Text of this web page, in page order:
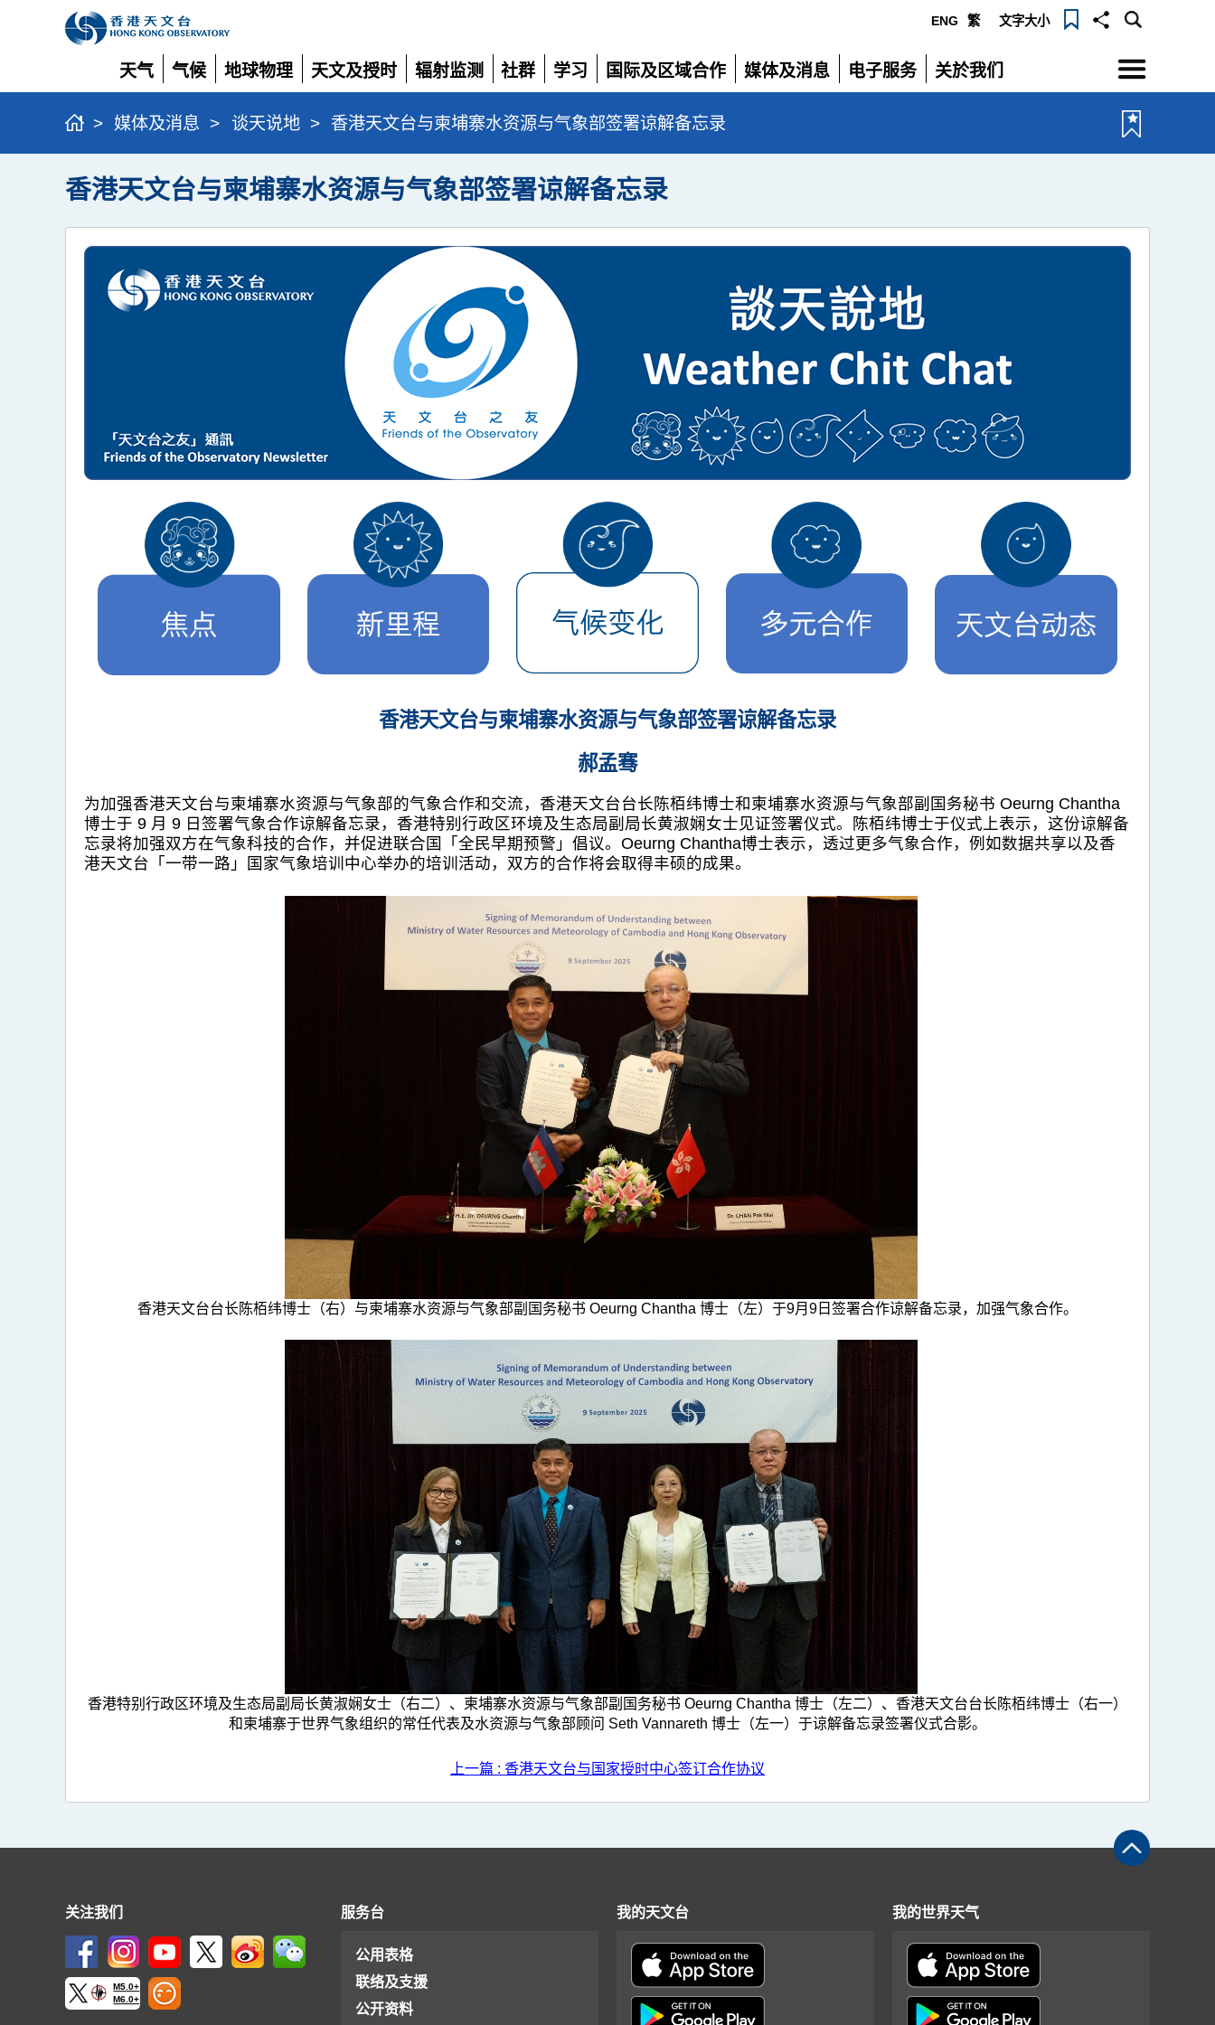
ENG 繁 文字大小
天气
展
开
气候
展
开
地球物理
展
开
天文及授时
展
开
辐射监测
展
开
社群
展
开
学习
展
开
国际及区域合作
展
开
媒体及消息
展
电子服务
展
关於我们
展
选
单
> 媒体及消息 > 谈天说地 > 香港天文台与柬埔寨水资源与气象部签署谅解备忘录
香港天文台与柬埔寨水资源与气象部签署谅解备忘录
香港天文台与柬埔寨水资源与气象部签署谅解备忘录
郝孟骞
为加强香港天文台与柬埔寨水资源与气象部的气象合作和交流，香港天文台台长陈栢纬博士和柬埔寨水资源与气象部副国务秘书 Oeurng Chantha
博士于 9 月 9 日签署气象合作谅解备忘录，香港特别行政区环境及生态局副局长黄淑娴女士见证签署仪式。陈栢纬博士于仪式上表示，这份谅解备
忘录将加强双方在气象科技的合作，并促进联合国「全民早期预警」倡议。Oeurng Chantha博士表示，透过更多气象合作，例如数据共享以及香
港天文台「一带一路」国家气象培训中心举办的培训活动，双方的合作将会取得丰硕的成果。
香港天文台台长陈栢纬博士（右）与柬埔寨水资源与气象部副国务秘书 Oeurng Chantha 博士（左）于9月9日签署合作谅解备忘录，加强气象合作。
香港特别行政区环境及生态局副局长黄淑娴女士（右二）、柬埔寨水资源与气象部副国务秘书 Oeurng Chantha 博士（左二）、香港天文台台长陈栢纬博士（右一）
和柬埔寨于世界气象组织的常任代表及水资源与气象部顾问 Seth Vannareth 博士（左一）于谅解备忘录签署仪式合影。
上一篇 : 香港天文台与国家授时中心签订合作协议
关注我们
M5.0+
M6.0+
服务台
公用表格
联络及支援
公开资料
我的天文台 我的世界天气